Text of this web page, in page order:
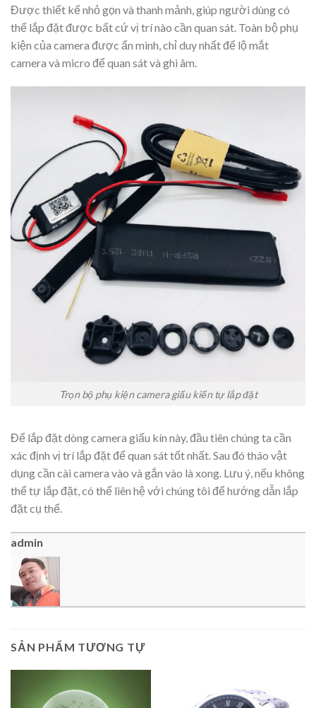
Được thiết kế nhỏ gọn và thanh mảnh, giúp người dùng có
thể lắp đặt được bất cứ vị trí nào cần quan sát. Toàn bộ phụ
kiện của camera được ẩn mình, chỉ duy nhất để lộ mắt
camera và micro để quan sát và ghi âm.
Trọn bộ phụ kiện camera giấu kiến tự lắp đặt
Để lắp đặt dòng camera giấu kín này, đầu tiên chúng ta cần
xác định vị trí lắp đặt để quan sát tốt nhất. Sau đó tháo vật
dụng cần cài camera vào và gắn vào là xong. Lưu ý, nếu không
thể tự lắp đặt, có thể liên hệ với chúng tôi để hướng dẫn lắp
đặt cụ thể.
admin
SẢN PHẨM TƯƠNG TỰ